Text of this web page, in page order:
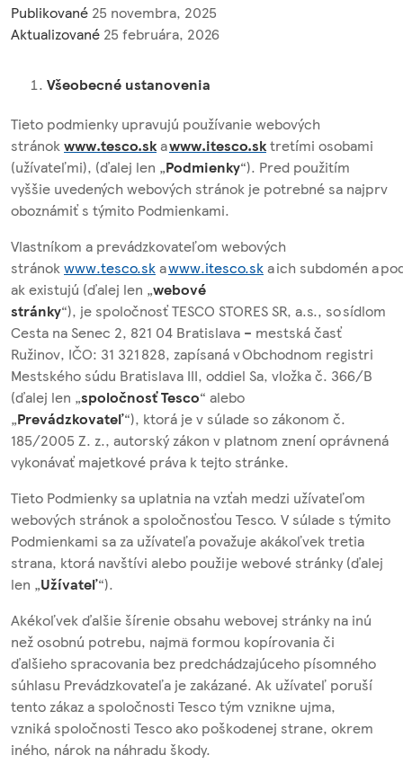
Publikované 25 novembra, 2025
Aktualizované 25 februára, 2026
Všeobecné ustanovenia
Tieto podmienky upravujú používanie webových
stránok www.tesco.skawww.itesco.sktretími osobami
(užívateľmi), (ďalej len „Podmienky“). Pred použitím
vyššie uvedených webových stránok je potrebné sa najprv
oboznámiť s týmito Podmienkami.
Vlastníkom a prevádzkovateľom webových
stránok www.tesco.skawww.itesco.ska ich subdomén a
ak existujú (ďalej len „webové
stránky“), je spoločnosť TESCO STORES SR, a.s., so sídlom
Cesta na Senec 2, 821 04 Bratislava – mestská časť
Ružinov, IČO: 31 321 828, zapísaná v Obchodnom registri
Mestského súdu Bratislava III, oddiel Sa, vložka č. 366/B
(ďalej len „spoločnosť Tesco“ alebo
„Prevádzkovateľ“), ktorá je v súlade so zákonom č.
185/2005 Z. z., autorský zákon v platnom znení oprávnená
vykonávať majetkové práva k tejto stránke.
Tieto Podmienky sa uplatnia na vzťah medzi užívateľom
webových stránok a spoločnosťou Tesco. V súlade s týmito
Podmienkami sa za užívateľa považuje akákoľvek tretia
strana, ktorá navštívi alebo použije webové stránky (ďalej
len „Užívateľ“).
Akékoľvek ďalšie šírenie obsahu webovej stránky na inú
než osobnú potrebu, najmä formou kopírovania či
ďalšieho spracovania bez predchádzajúceho písomného
súhlasu Prevádzkovateľa je zakázané. Ak užívateľ poruší
tento zákaz a spoločnosti Tesco tým vznikne ujma,
vzniká spoločnosti Tesco ako poškodenej strane, okrem
iného, nárok na náhradu škody.